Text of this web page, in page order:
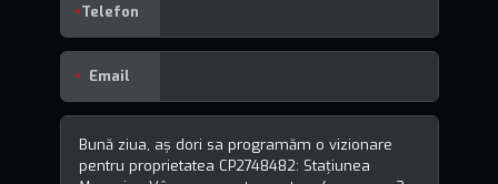
Telefon
Email